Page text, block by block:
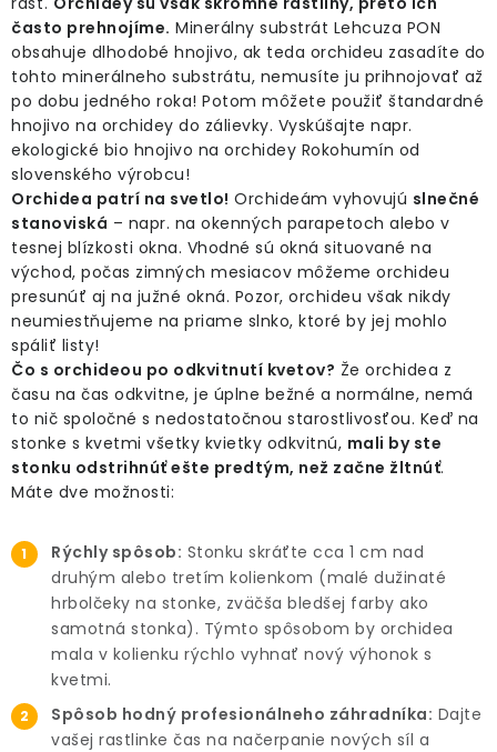
často prehnojíme. Minerálny substrát Lehcuza PON
obsahuje dlhodobé hnojivo, ak teda orchideu zasadíte do
tohto minerálneho substrátu, nemusíte ju prihnojovať až
po dobu jedného roka! Potom môžete použiť štandardné
hnojivo na orchidey do zálievky. Vyskúšajte napr.
ekologické bio hnojivo na orchidey Rokohumín od
slovenského výrobcu!
Orchidea patrí na svetlo! Orchideám vyhovujú slnečné
stanoviská – napr. na okenných parapetoch alebo v
tesnej blízkosti okna. Vhodné sú okná situované na
východ, počas zimných mesiacov môžeme orchideu
presunúť aj na južné okná. Pozor, orchideu však nikdy
neumiestňujeme na priame slnko, ktoré by jej mohlo
spáliť listy!
Čo s orchideou po odkvitnutí kvetov? Že orchidea z
času na čas odkvitne, je úplne bežné a normálne, nemá
to nič spoločné s nedostatočnou starostlivosťou. Keď na
stonke s kvetmi všetky kvietky odkvitnú, mali by ste
stonku odstrihnúť ešte predtým, než začne žltnúť.
Máte dve možnosti:
Rýchly spôsob: Stonku skráťte cca 1 cm nad
druhým alebo tretím kolienkom (malé dužinaté
hrbolčeky na stonke, zväčša bledšej farby ako
samotná stonka). Týmto spôsobom by orchidea
mala v kolienku rýchlo vyhnať nový výhonok s
kvetmi.
Spôsob hodný profesionálneho záhradníka: Dajte
vašej rastlinke čas na načerpanie nových síl a